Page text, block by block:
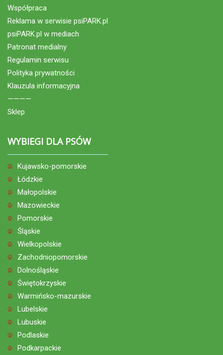
Współpraca
Reklama w serwisie psiPARK.pl
psiPARK.pl w mediach
Patronat medialny
Regulamin serwisu
Polityka prywatności
Klauzula informacyjna
————
Sklep
WYBIEGI DLA PSÓW
Kujawsko-pomorskie
Łódzkie
Małopolskie
Mazowieckie
Pomorskie
Śląskie
Wielkopolskie
Zachodniopomorskie
Dolnośląskie
Świętokrzyskie
Warmińsko-mazurskie
Lubelskie
Lubuskie
Podlaskie
Podkarpackie